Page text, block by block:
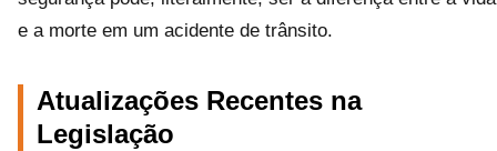
e a morte em um acidente de trânsito.
Atualizações Recentes na
Legislação